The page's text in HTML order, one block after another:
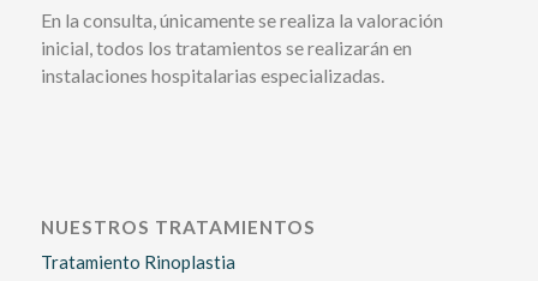
En la consulta, únicamente se realiza la valoración
inicial, todos los tratamientos se realizarán en
instalaciones hospitalarias especializadas.
NUESTROS TRATAMIENTOS
Tratamiento Rinoplastia